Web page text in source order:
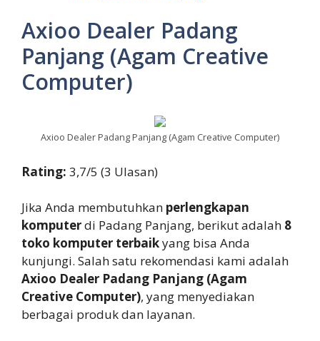
Axioo Dealer Padang
Panjang (Agam Creative
Computer)
Axioo Dealer Padang Panjang (Agam Creative Computer)
Rating: 3,7/5 (3 Ulasan)
Jika Anda membutuhkan perlengkapan
komputerdi Padang Panjang, berikut adalah 8
toko komputer terbaikyang bisa Anda
kunjungi. Salah satu rekomendasi kami adalah
Axioo Dealer Padang Panjang (Agam
Creative Computer), yang menyediakan
berbagai produk dan layanan.